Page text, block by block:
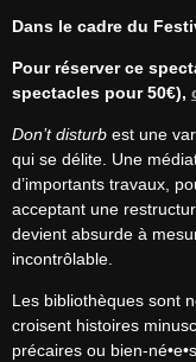
Dans le cadre du
Pour réserver ce
spectacles pour 50€),
Don’t disturb est une
qui se délite. Une
d’importants travaux,
acceptant une
devient absurde à
incontrôlable.
Les bibliothèques sont
croisent histoires